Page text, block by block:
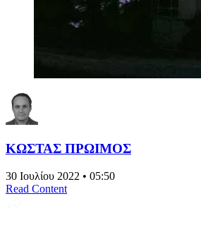
ΚΩΣΤΑΣ ΠΡΩΙΜΟΣ
30 Ιουλίου 2022 • 05:50
Read Content